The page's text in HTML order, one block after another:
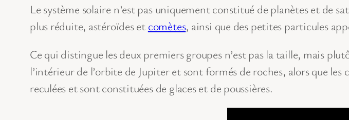
Le système solaire n’est pas uniquement constitué de planètes et
plus réduite, astéroïdes et comètes, ainsi que des petites particules
Ce qui distingue les deux premiers groupes n’est pas la taille, mais
l’intérieur de l’orbite de Jupiter et sont formés de roches, alors que
reculées et sont constituées de glaces et de poussières.